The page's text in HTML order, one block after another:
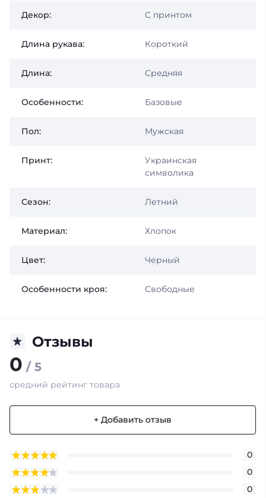
Декор: С принтом
Длина рукава: Короткий
Длина: Средняя
Особенности: Базовые
Пол: Мужская
Принт:
Украинская
символика
Сезон: Летний
Материал: Хлопок
Цвет: Черный
Особенности кроя: Свободные
Отзывы
0 / 5
средний рейтинг товара
+ Добавить отзыв
0
0
0